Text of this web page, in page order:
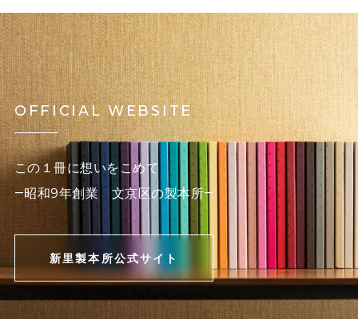
OFFICIAL WEBSITE
この１冊に想いをこめて
―昭和9年創業 文京区の製本所―
新里製本所公式サイト